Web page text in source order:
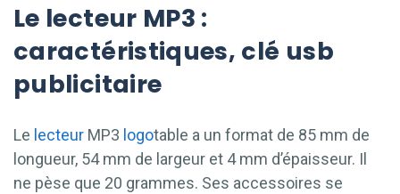
Le lecteur MP3 :
caractéristiques, clé usb
publicitaire
Le lecteur MP3 logotable a un format de 85 mm de
longueur, 54 mm de largeur et 4 mm d’épaisseur. Il
ne pèse que 20 grammes. Ses accessoires se